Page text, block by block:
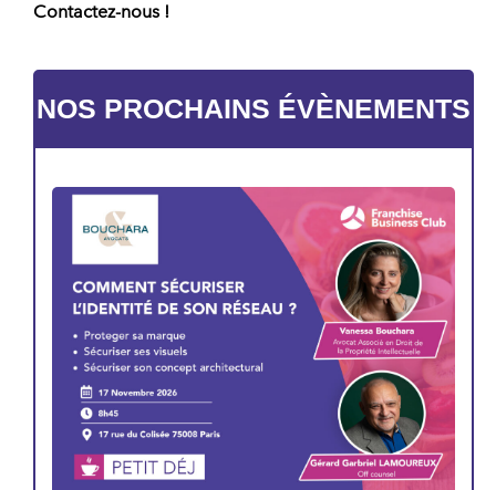
Contactez-nous !
NOS PROCHAINS ÉVÈNEMENTS